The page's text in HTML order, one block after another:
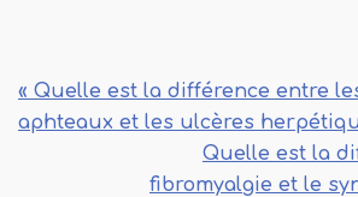
« Quelle est la différence entre
aphteaux et les ulcères
Quelle est la
fibromyalgie et le